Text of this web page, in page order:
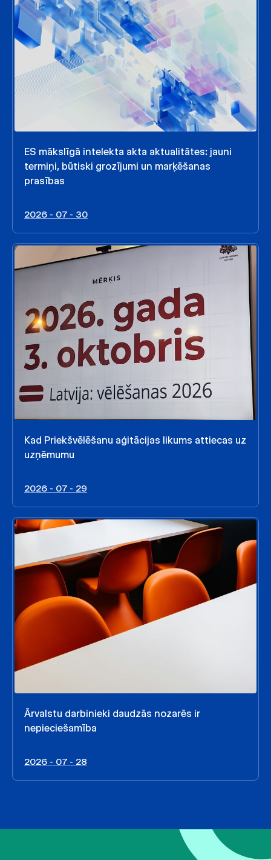
ES mākslīgā intelekta akta aktualitātes: jauni
termiņi, būtiski grozījumi un marķēšanas
prasības
2026 - 07 - 30
Kad Priekšvēlēšanu aģitācijas likums attiecas uz
uzņēmumu
2026 - 07 - 29
Ārvalstu darbinieki daudzās nozarēs ir
nepieciešamība
2026 - 07 - 28